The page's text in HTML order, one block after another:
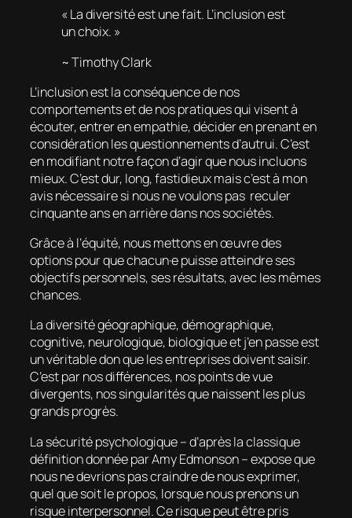
« La diversité est une fait. L’inclusion est
un choix. »
~ Timothy Clark
L’inclusion est la conséquence de nos
comportements et de nos pratiques qui visent à
écouter, entrer en empathie, décider en prenant en
considération les questionnements d’autrui. C’est
en modifiant notre façon d’agir que nous incluons
mieux. C’est dur, long, fastidieux mais c’est à mon
avis nécessaire si nous ne voulons pas reculer
cinquante ans en arrière dans nos sociétés.
Grâce à l’équité, nous mettons en œuvre des
options pour que chacun·e puisse atteindre ses
objectifs personnels, ses résultats, avec les mêmes
chances.
La diversité géographique, démographique,
cognitive, neurologique, biologique et j’en passe est
un véritable don que les entreprises doivent saisir.
C’est par nos différences, nos points de vue
divergents, nos singularités que naissent les plus
grands progrès.
La sécurité psychologique – d’après la classique
définition donnée par Amy Edmonson – expose que
nous ne devrions pas craindre de nous exprimer,
quel que soit le propos, lorsque nous prenons un
risque interpersonnel. Ce risque peut être pris